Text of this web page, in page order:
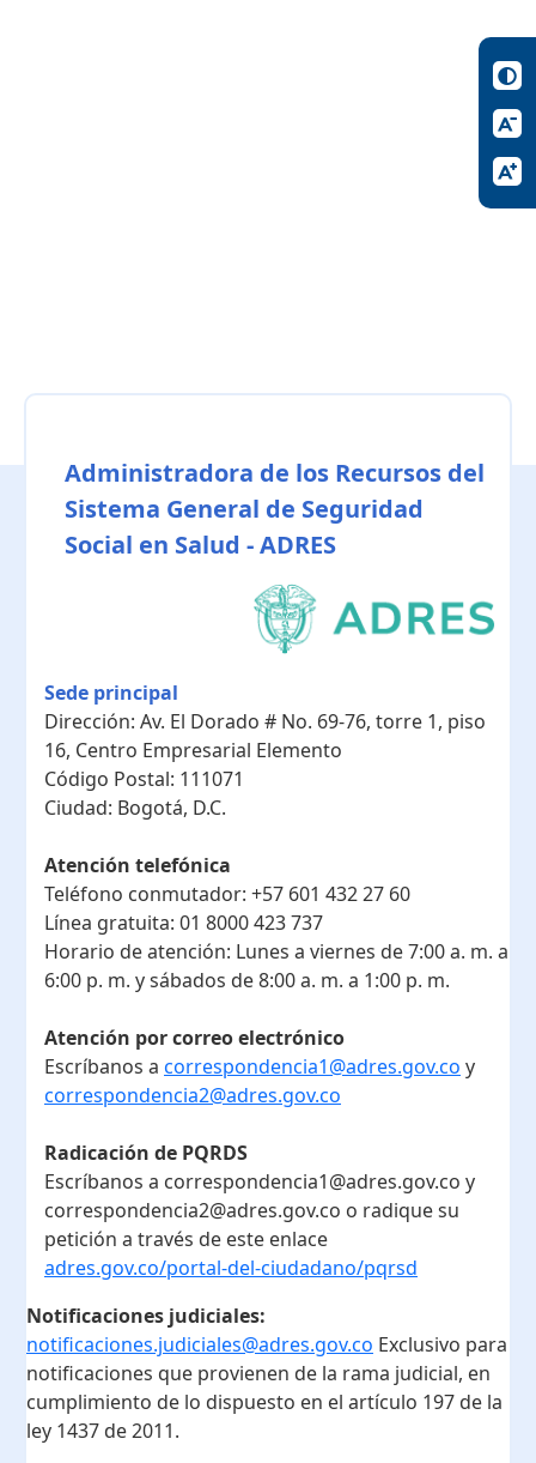
Administradora de los Recursos del
Sistema General de Seguridad
Social en Salud - ADRES
Sede principal
Dirección: Av. El Dorado # No. 69-76, torre 1, piso
16, Centro Empresarial Elemento
Código Postal: 111071
Ciudad: Bogotá, D.C.
Atención telefónica
Teléfono conmutador: +57 601 432 27 60
Línea gratuita: 01 8000 423 737
Horario de atención: Lunes a viernes de 7:00 a. m. a
6:00 p. m. y sábados de 8:00 a. m. a 1:00 p. m.
Atención por correo electrónico
Escríbanos a correspondencia1@adres.gov.co y
correspondencia2@adres.gov.co
Radicación de PQRDS
Escríbanos a correspondencia1@adres.gov.co y
correspondencia2@adres.gov.co o radique su
petición a través de este enlace
adres.gov.co/portal-del-ciudadano/pqrsd
Notificaciones judiciales:
notificaciones.judiciales@adres.gov.co Exclusivo para
notificaciones que provienen de la rama judicial, en
cumplimiento de lo dispuesto en el artículo 197 de la
ley 1437 de 2011.